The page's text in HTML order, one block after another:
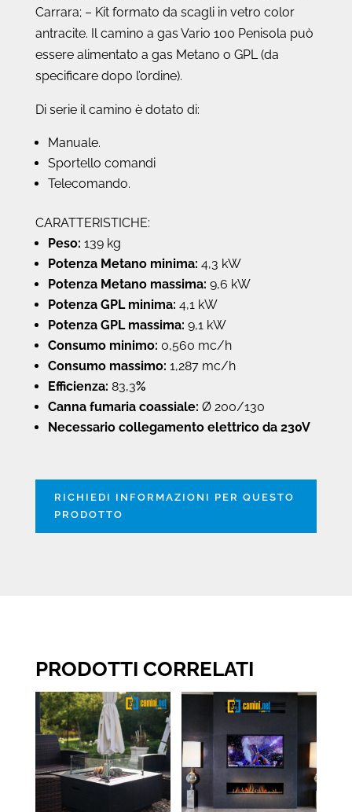
Carrara; – Kit formato da scagli in vetro color
antracite. Il camino a gas Vario 100 Penisola può
essere alimentato a gas Metano o GPL (da
specificare dopo l’ordine).
Di serie il camino è dotato di:
Manuale.
Sportello comandi
Telecomando.
CARATTERISTICHE:
Peso: 139 kg
Potenza Metano minima: 4,3 kW
Potenza Metano massima: 9,6 kW
Potenza GPL minima: 4,1 kW
Potenza GPL massima: 9,1 kW
Consumo minimo: 0,560 mc/h
Consumo massimo: 1,287 mc/h
Efficienza: 83,3%
Canna fumaria coassiale: Ø 200/130
Necessario collegamento elettrico da 230V
RICHIEDI INFORMAZIONI PER QUESTO
PRODOTTO
PRODOTTI CORRELATI